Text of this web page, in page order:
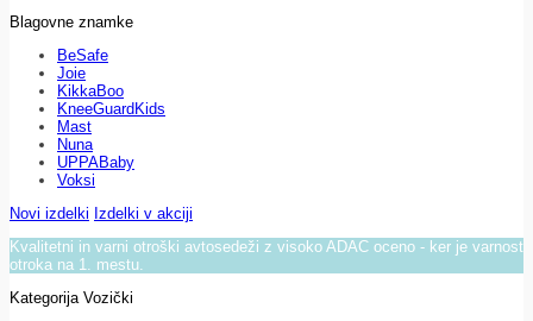
Blagovne znamke
BeSafe
Joie
KikkaBoo
KneeGuardKids
Mast
Nuna
UPPABaby
Voksi
Novi izdelki Izdelki v akciji
Kvalitetni in varni otroški avtosedeži z visoko ADAC oceno - ker je varnost
otroka na 1. mestu.
Kategorija Vozički